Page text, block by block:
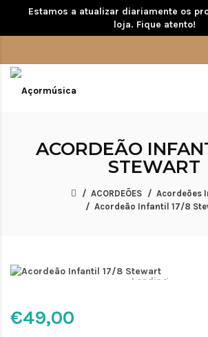
Estamos a atualizar diariamente os
loja. Fique atento!
ACORDEÃO
STEWART
ACORDEÕES
Acordeões
Acordeão Infantil 17/8
Loading...
€49,00